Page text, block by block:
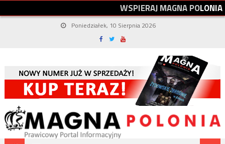
WSPIERAJMAGNAPOLONIA
Poniedziałek, 10 Sierpnia 2026